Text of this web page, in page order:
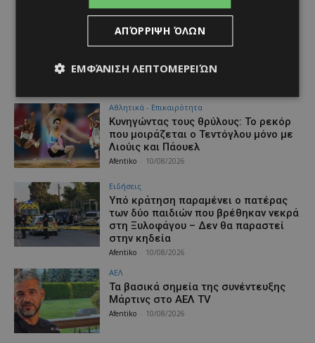
Αθλητικά - Επικαιρότητα
Κυνηγώντας τους θρύλους: Το ρεκόρ
που μοιράζεται ο Τεντόγλου μόνο με
Λιούις και Πάουελ
Afentiko 10/08/2026
Ειδήσεις
Υπό κράτηση παραμένει ο πατέρας
των δύο παιδιών που βρέθηκαν νεκρά
στη Ξυλοφάγου – Δεν θα παραστεί
στην κηδεία
Afentiko 10/08/2026
ΑΕΛ
Τα βασικά σημεία της συνέντευξης
Μάρτινς στο AEΛ TV
Afentiko 10/08/2026
ΑΠΌΡΡΙΨΗ ΌΛΩΝ
ΕΜΦΆΝΙΣΗ ΛΕΠΤΟΜΕΡΕΙΏΝ